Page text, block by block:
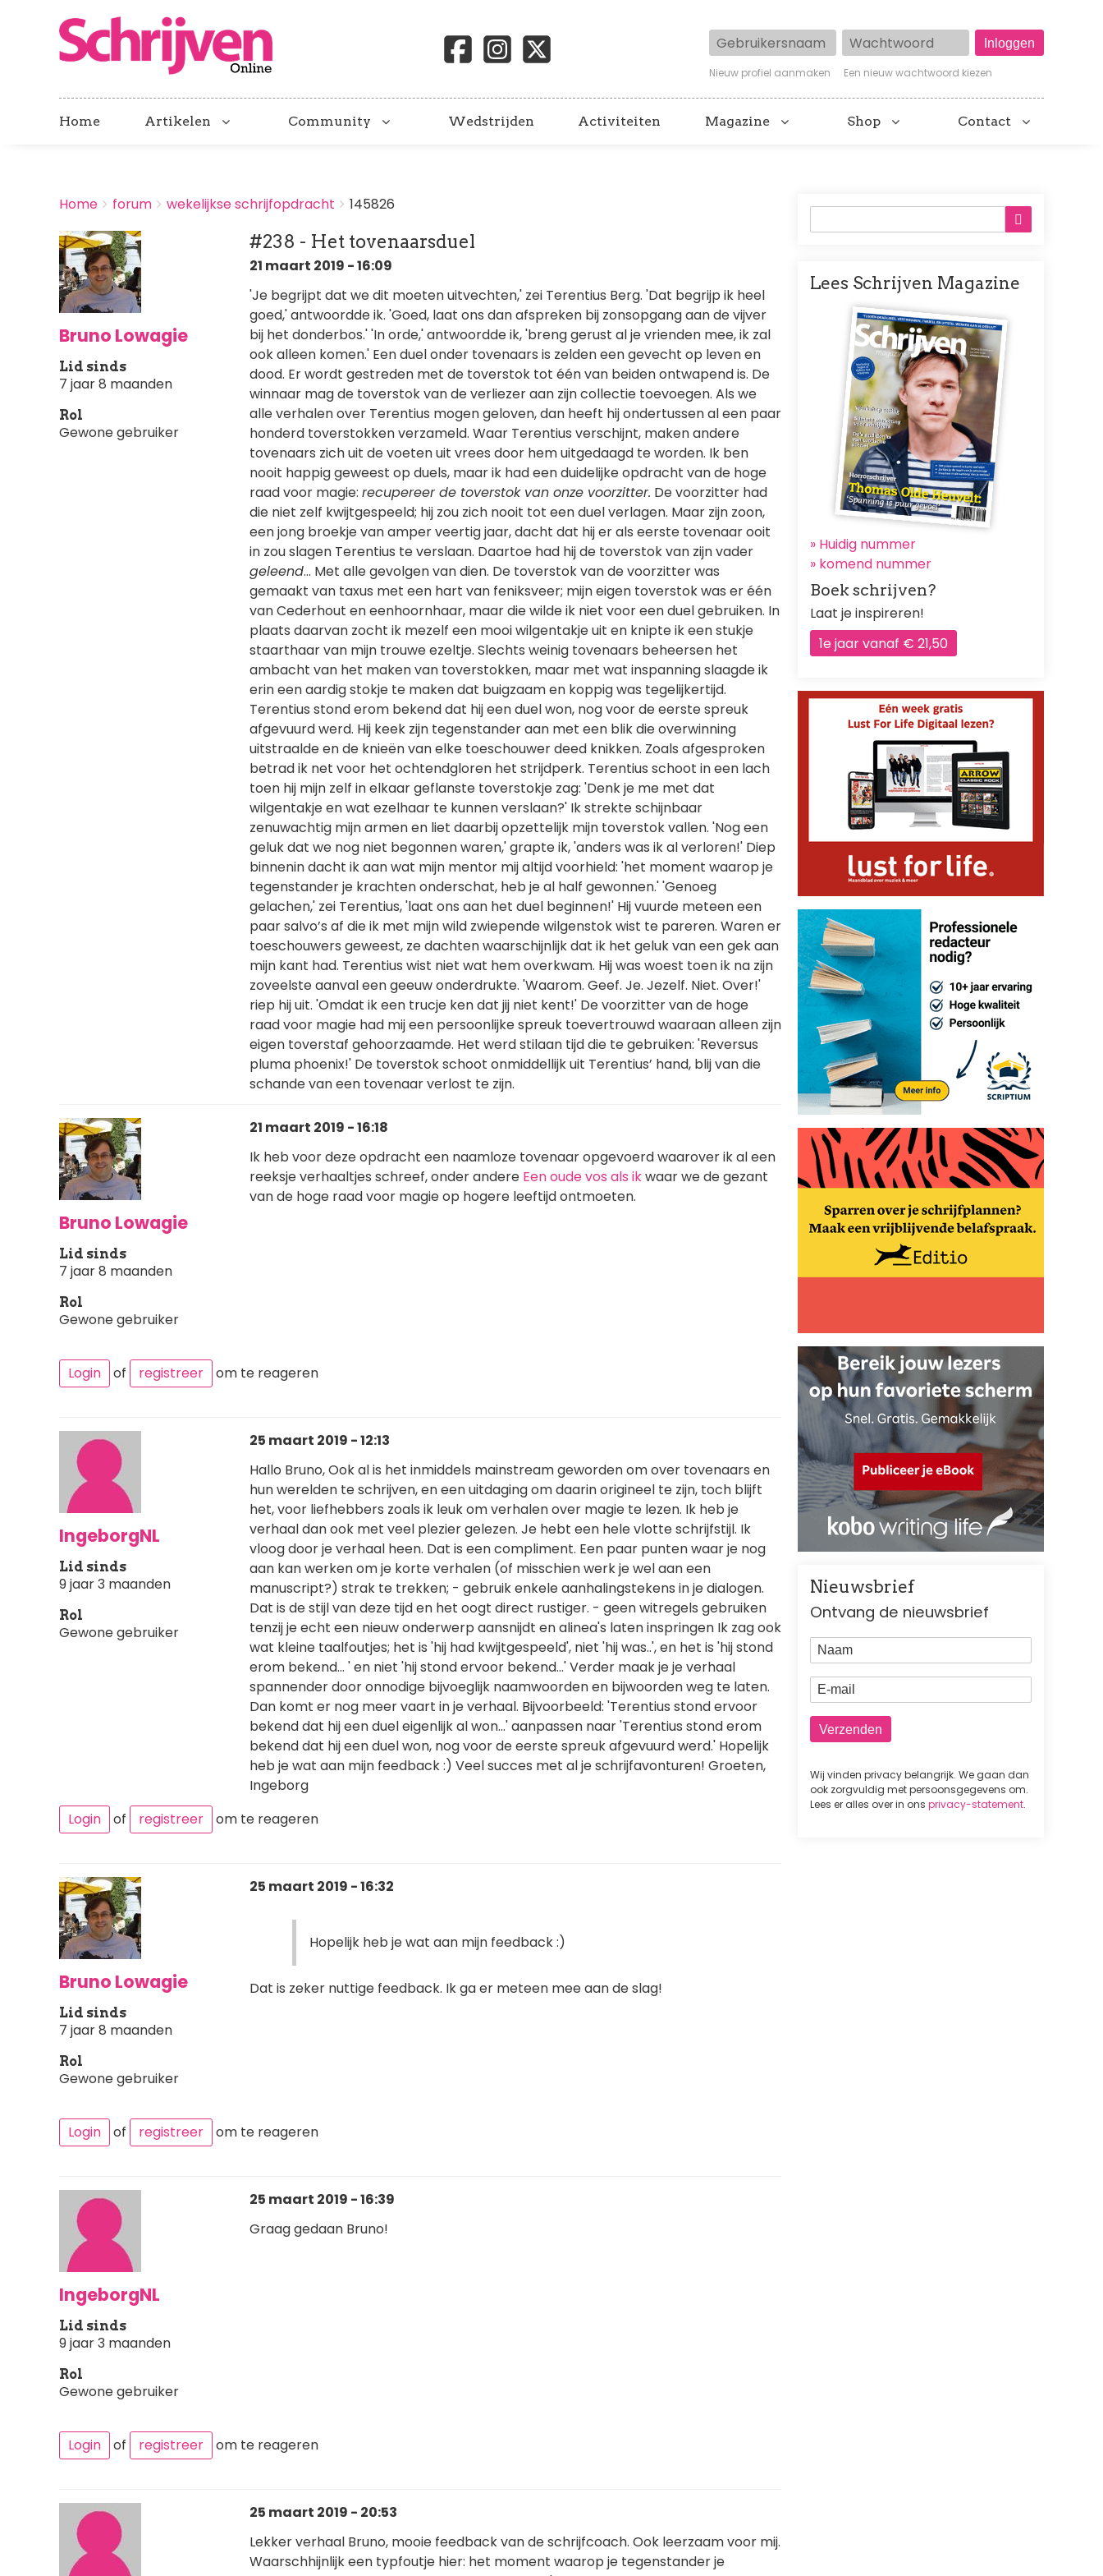
Gebruikersnaam Wachtwoord
Nieuw profiel aanmaken Een nieuw wachtwoord kiezen
Home Artikelen Community Wedstrijden Activiteiten Magazine Shop Contact
BREADCRUMBS
You
here:
Home forum wekelijkse schrijfopdracht 145826
Bruno Lowagie
Lid sinds
7 jaar 8 maanden
Rol
Gewone gebruiker
#238 - Het tovenaarsduel
21 maart 2019 - 16:09
'Je begrijpt dat we dit moeten uitvechten,' zei Terentius Berg. 'Dat begrijp ik heel
goed,' antwoordde ik. 'Goed, laat ons dan afspreken bij zonsopgang aan de vijver
bij het donderbos.' 'In orde,' antwoordde ik, 'breng gerust al je vrienden mee, ik zal
ook alleen komen.' Een duel onder tovenaars is zelden een gevecht op leven en
dood. Er wordt gestreden met de toverstok tot één van beiden ontwapend is. De
winnaar mag de toverstok van de verliezer aan zijn collectie toevoegen. Als we
alle verhalen over Terentius mogen geloven, dan heeft hij ondertussen al een paar
honderd toverstokken verzameld. Waar Terentius verschijnt, maken andere
tovenaars zich uit de voeten uit vrees door hem uitgedaagd te worden. Ik ben
nooit happig geweest op duels, maar ik had een duidelijke opdracht van de hoge
raad voor magie: recupereer de toverstok van onze voorzitter. De voorzitter had
die niet zelf kwijtgespeeld; hij zou zich nooit tot een duel verlagen. Maar zijn zoon,
een jong broekje van amper veertig jaar, dacht dat hij er als eerste tovenaar ooit
in zou slagen Terentius te verslaan. Daartoe had hij de toverstok van zijn vader
geleend... Met alle gevolgen van dien. De toverstok van de voorzitter was
gemaakt van taxus met een hart van feniksveer; mijn eigen toverstok was er één
van Cederhout en eenhoornhaar, maar die wilde ik niet voor een duel gebruiken. In
plaats daarvan zocht ik mezelf een mooi wilgentakje uit en knipte ik een stukje
staarthaar van mijn trouwe ezeltje. Slechts weinig tovenaars beheersen het
ambacht van het maken van toverstokken, maar met wat inspanning slaagde ik
erin een aardig stokje te maken dat buigzaam en koppig was tegelijkertijd.
Terentius stond erom bekend dat hij een duel won, nog voor de eerste spreuk
afgevuurd werd. Hij keek zijn tegenstander aan met een blik die overwinning
uitstraalde en de knieën van elke toeschouwer deed knikken. Zoals afgesproken
betrad ik net voor het ochtendgloren het strijdperk. Terentius schoot in een lach
toen hij mijn zelf in elkaar geflanste toverstokje zag: 'Denk je me met dat
wilgentakje en wat ezelhaar te kunnen verslaan?' Ik strekte schijnbaar
zenuwachtig mijn armen en liet daarbij opzettelijk mijn toverstok vallen. 'Nog een
geluk dat we nog niet begonnen waren,' grapte ik, 'anders was ik al verloren!' Diep
binnenin dacht ik aan wat mijn mentor mij altijd voorhield: 'het moment waarop je
tegenstander je krachten onderschat, heb je al half gewonnen.' 'Genoeg
gelachen,' zei Terentius, 'laat ons aan het duel beginnen!' Hij vuurde meteen een
paar salvo’s af die ik met mijn wild zwiepende wilgenstok wist te pareren. Waren er
toeschouwers geweest, ze dachten waarschijnlijk dat ik het geluk van een gek aan
mijn kant had. Terentius wist niet wat hem overkwam. Hij was woest toen ik na zijn
zoveelste aanval een geeuw onderdrukte. 'Waarom. Geef. Je. Jezelf. Niet. Over!'
riep hij uit. 'Omdat ik een trucje ken dat jij niet kent!' De voorzitter van de hoge
raad voor magie had mij een persoonlijke spreuk toevertrouwd waaraan alleen zijn
eigen toverstaf gehoorzaamde. Het werd stilaan tijd die te gebruiken: 'Reversus
pluma phoenix!' De toverstok schoot onmiddellijk uit Terentius’ hand, blij van die
schande van een tovenaar verlost te zijn.
Bruno Lowagie
Lid sinds
7 jaar 8 maanden
Rol
Gewone gebruiker
21 maart 2019 - 16:18
Ik heb voor deze opdracht een naamloze tovenaar opgevoerd waarover ik al een
reeksje verhaaltjes schreef, onder andere Een oude vos als ikwaar we de gezant
van de hoge raad voor magie op hogere leeftijd ontmoeten.
Login of registreer om te reageren
IngeborgNL
Lid sinds
9 jaar 3 maanden
Rol
Gewone gebruiker
25 maart 2019 - 12:13
Hallo Bruno, Ook al is het inmiddels mainstream geworden om over tovenaars en
hun werelden te schrijven, en een uitdaging om daarin origineel te zijn, toch blijft
het, voor liefhebbers zoals ik leuk om verhalen over magie te lezen. Ik heb je
verhaal dan ook met veel plezier gelezen. Je hebt een hele vlotte schrijfstijl. Ik
vloog door je verhaal heen. Dat is een compliment. Een paar punten waar je nog
aan kan werken om je korte verhalen (of misschien werk je wel aan een
manuscript?) strak te trekken; - gebruik enkele aanhalingstekens in je dialogen.
Dat is de stijl van deze tijd en het oogt direct rustiger. - geen witregels gebruiken
tenzij je echt een nieuw onderwerp aansnijdt en alinea's laten inspringen Ik zag ook
wat kleine taalfoutjes; het is 'hij had kwijtgespeeld', niet 'hij was..', en het is 'hij stond
erom bekend... ' en niet 'hij stond ervoor bekend...' Verder maak je je verhaal
spannender door onnodige bijvoeglijk naamwoorden en bijwoorden weg te laten.
Dan komt er nog meer vaart in je verhaal. Bijvoorbeeld: 'Terentius stond ervoor
bekend dat hij een duel eigenlijk al won...' aanpassen naar 'Terentius stond erom
bekend dat hij een duel won, nog voor de eerste spreuk afgevuurd werd.' Hopelijk
heb je wat aan mijn feedback :) Veel succes met al je schrijfavonturen! Groeten,
Ingeborg
Login
of registreer om te reageren
Bruno Lowagie
Lid sinds
7 jaar 8 maanden
Rol
Gewone gebruiker
25 maart 2019 - 16:32
Hopelijk heb je wat aan mijn feedback :)
Dat is zeker nuttige feedback. Ik ga er meteen mee aan de slag!
Login of registreer om te reageren
IngeborgNL
Lid sinds
9 jaar 3 maanden
Rol
Gewone gebruiker
25 maart 2019 - 16:39
Graag gedaan Bruno!
Login of registreer om te reageren
25 maart 2019 - 20:53
Lekker verhaal Bruno, mooie feedback van de schrijfcoach. Ook leerzaam voor mij.
Waarschhijnlijk een typfoutje hier: het moment waarop je tegenstander je
Lees Schrijven Magazine
Afbeelding
» Huidig nummer
» komend nummer
Boek schrijven?
Laat je inspireren!
1e jaar vanaf € 21,50
Nieuwsbrief
Ontvang de nieuwsbrief
Naam
E-mail
Wij vinden privacy belangrijk. We gaan dan
ook zorgvuldig met persoonsgegevens om.
Lees er alles over in ons privacy-statement.